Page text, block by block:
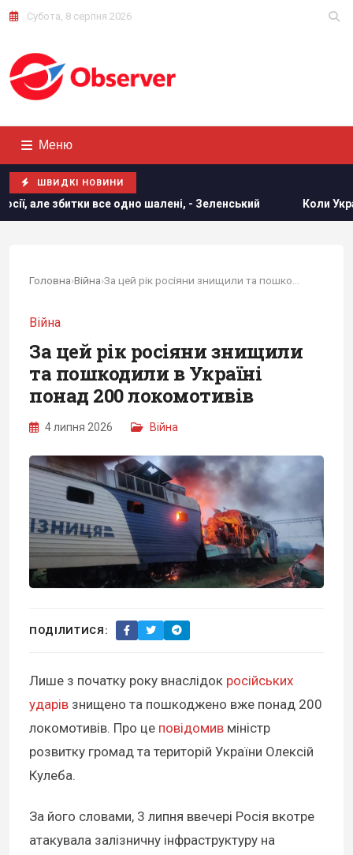
Субота, 8 серпня 2026
Меню
ШВИДКІ НОВИНИ
одно шалені, - Зеленський Коли Україна почне
Головна›Війна›
Війна
За цей рік росіяни знищили
та пошкодили в Україні
понад 200 локомотивів
4 липня 2026 Війна
ПОДІЛИТИСЯ:
Лише з початку року внаслідок російських
ударів знищено та пошкоджено вже понад 200
локомотивів. Про це повідомив міністр
розвитку громад та територій України Олексій
Кулеба.
За його словами, 3 липня ввечері Росія вкотре
атакувала залізничну інфраструктуру на